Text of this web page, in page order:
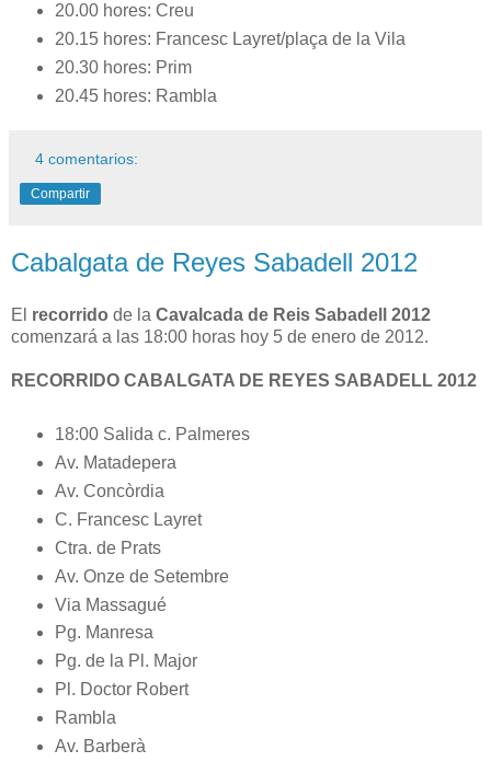
20.00 hores: Creu
20.15 hores: Francesc Layret/plaça de la Vila
20.30 hores: Prim
20.45 hores: Rambla
4 comentarios:
Compartir
Cabalgata de Reyes Sabadell 2012
El recorrido de la Cavalcada de Reis Sabadell 2012
comenzará a las 18:00 horas hoy 5 de enero de 2012.
RECORRIDO CABALGATA DE REYES SABADELL 2012
18:00 Salida c. Palmeres
Av. Matadepera
Av. Concòrdia
C. Francesc Layret
Ctra. de Prats
Av. Onze de Setembre
Via Massagué
Pg. Manresa
Pg. de la Pl. Major
Pl. Doctor Robert
Rambla
Av. Barberà